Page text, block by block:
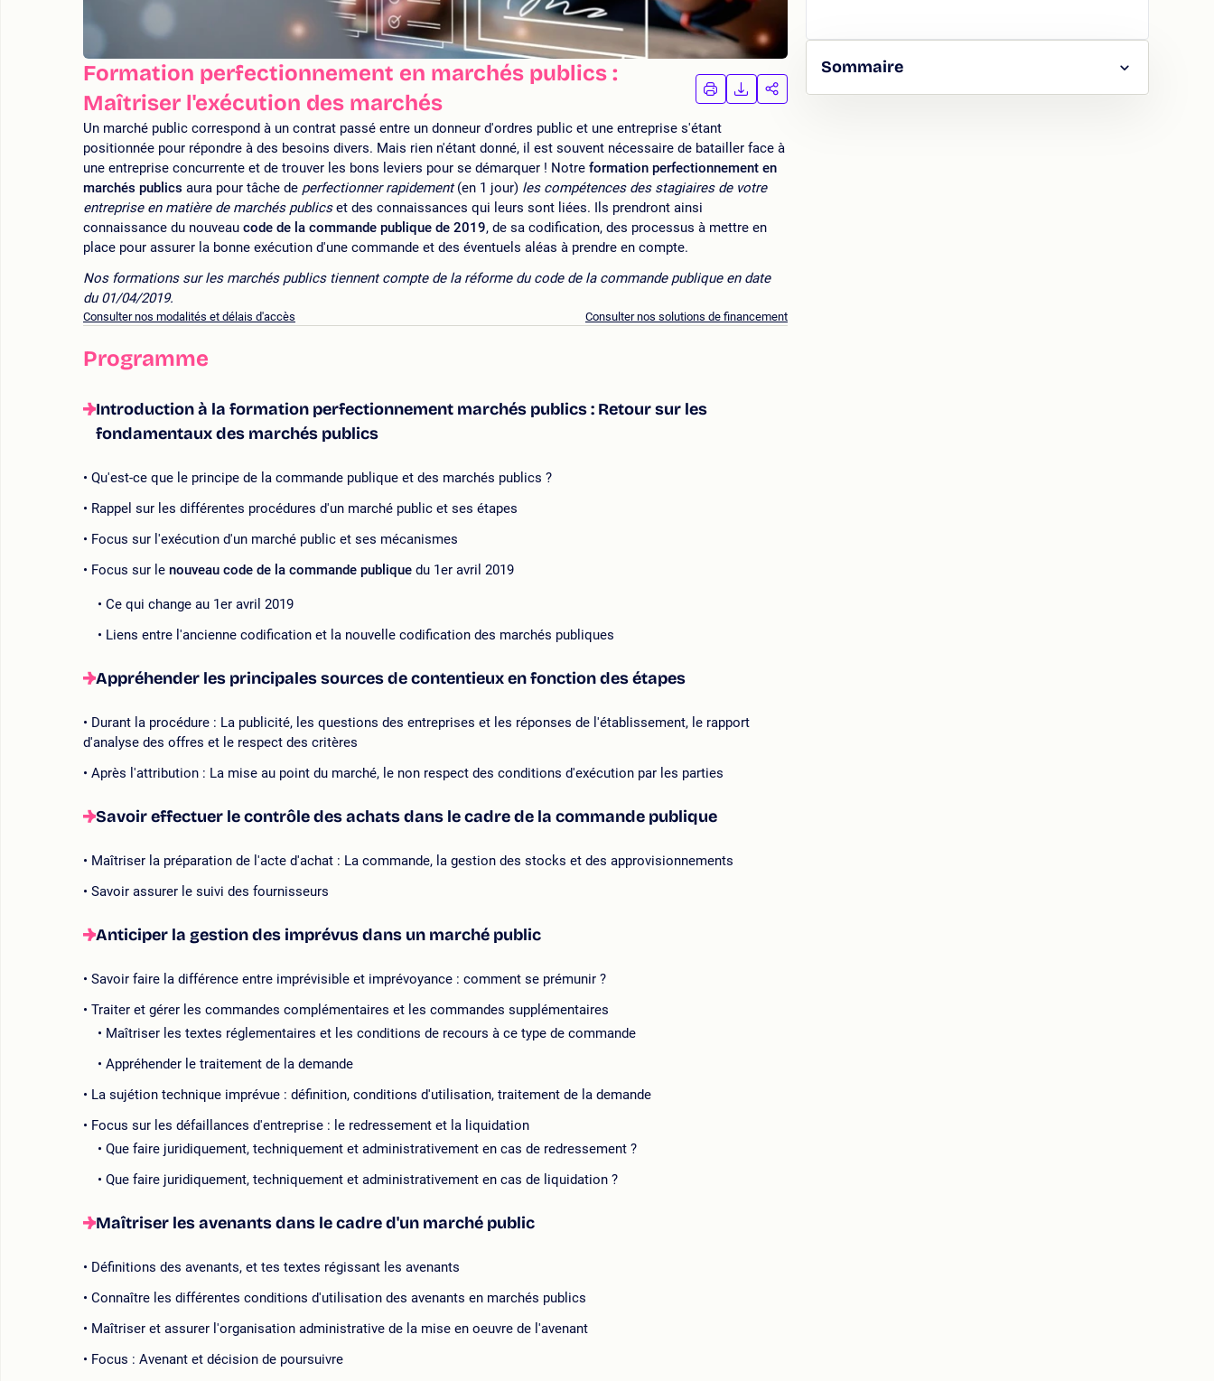
Formation perfectionnement en marchés publics :
Maîtriser l'exécution des marchés
IMPRIMER
LA
FORMATION
TÉLÉCHARGER
LA
PARTAGER
Un marché public correspond à un contrat passé entre un donneur d'ordres public et une entreprise s'étant
positionnée pour répondre à des besoins divers. Mais rien n'étant donné, il est souvent nécessaire de batailler face à
une entreprise concurrente et de trouver les bons leviers pour se démarquer ! Notre formation perfectionnement en
marchés publics aura pour tâche de perfectionner rapidement(en 1 jour) les compétences des stagiaires de votre
entreprise en matière de marchés publicset des connaissances qui leurs sont liées. Ils prendront ainsi
connaissance du nouveau code de la commande publique de 2019, de sa codification, des processus à mettre en
place pour assurer la bonne exécution d'une commande et des éventuels aléas à prendre en compte.
Nos formations sur les marchés publics tiennent compte de la réforme du code de la commande publique en date
du 01/04/2019.
Consulter nos modalités et délais d'accès Consulter nos solutions de financement
Programme
Introduction à la formation perfectionnement marchés publics : Retour sur les
fondamentaux des marchés publics
Qu'est-ce que le principe de la commande publique et des marchés publics ?
Rappel sur les différentes procédures d'un marché public et ses étapes
Focus sur l'exécution d'un marché public et ses mécanismes
Focus sur le nouveau code de la commande publique du 1er avril 2019
Ce qui change au 1er avril 2019
Liens entre l'ancienne codification et la nouvelle codification des marchés publiques
Appréhender les principales sources de contentieux en fonction des étapes
Durant la procédure : La publicité, les questions des entreprises et les réponses de l'établissement, le rapport
d'analyse des offres et le respect des critères
Après l'attribution : La mise au point du marché, le non respect des conditions d'exécution par les parties
Savoir effectuer le contrôle des achats dans le cadre de la commande publique
Maîtriser la préparation de l'acte d'achat : La commande, la gestion des stocks et des approvisionnements
Savoir assurer le suivi des fournisseurs
Anticiper la gestion des imprévus dans un marché public
Savoir faire la différence entre imprévisible et imprévoyance : comment se prémunir ?
Traiter et gérer les commandes complémentaires et les commandes supplémentaires
Maîtriser les textes réglementaires et les conditions de recours à ce type de commande
Appréhender le traitement de la demande
La sujétion technique imprévue : définition, conditions d'utilisation, traitement de la demande
Focus sur les défaillances d'entreprise : le redressement et la liquidation
Que faire juridiquement, techniquement et administrativement en cas de redressement ?
Que faire juridiquement, techniquement et administrativement en cas de liquidation ?
Maîtriser les avenants dans le cadre d'un marché public
Définitions des avenants, et tes textes régissant les avenants
Connaître les différentes conditions d'utilisation des avenants en marchés publics
Maîtriser et assurer l'organisation administrative de la mise en oeuvre de l'avenant
Focus : Avenant et décision de poursuivre
Sommaire